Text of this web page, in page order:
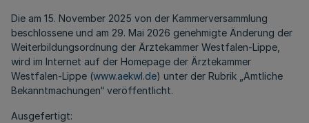
Die am 15. November 2025 von der Kammerversammlung
beschlossene und am 29. Mai 2026 genehmigte Änderung der
Weiterbildungsordnung der Ärztekammer Westfalen-Lippe,
wird im Internet auf der Homepage der Ärztekammer
Westfalen-Lippe (www.aekwl.de) unter der Rubrik „Amtliche
Bekanntmachungen“ veröffentlicht.
Ausgefertigt: